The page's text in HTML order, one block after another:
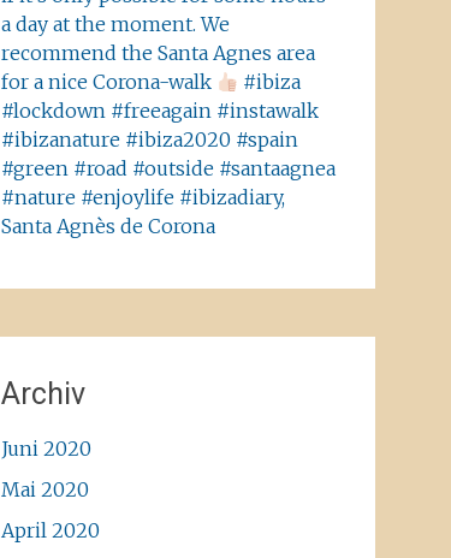
a day at the moment. We
recommend the Santa Agnes area
for a nice Corona-walk
#ibiza
#lockdown #freeagain #instawalk
#ibizanature #ibiza2020 #spain
#green #road #outside #santaagnea
#nature #enjoylife #ibizadiary,
Santa Agnès de Corona
Archiv
Juni 2020
Mai 2020
April 2020